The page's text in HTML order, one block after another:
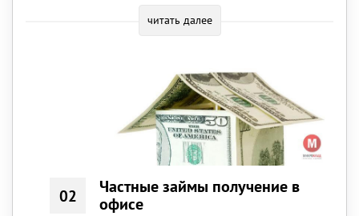
читать далее
02
Частные займы получение в
офисе